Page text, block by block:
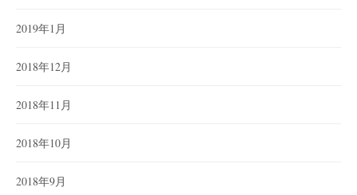
2019年1月
2018年12月
2018年11月
2018年10月
2018年9月